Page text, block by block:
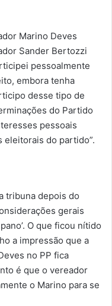
Marino Deves
Sander Bertozzi
pessoalmente
embora tenha
desse tipo de
do Partido
pessoais
eleitorais do partido”.
tribuna depois do
gerais
O que ficou nítido
a impressão que a
no PP fica
é que o vereador
o Marino para se